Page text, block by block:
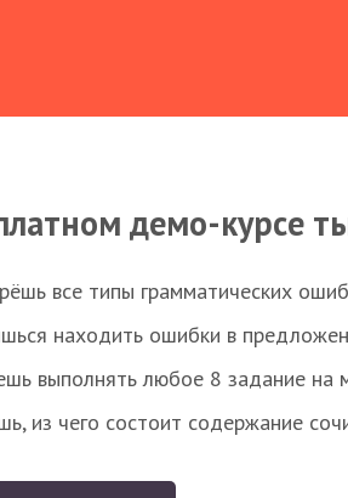
демо-курсе
все типы грамматических
находить ошибки в
выполнять любое 8 задание на
из чего состоит содержание